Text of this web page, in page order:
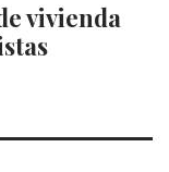
vivienda